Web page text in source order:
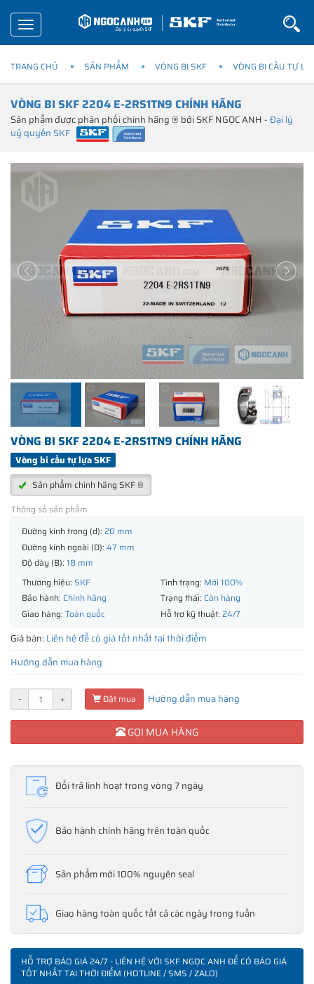
Toggle
navigation
TRANG CHỦ SẢN PHẨM VÒNG BI SKF VÒNG BI CẦU TỰ
VÒNG BI SKF 2204 E-2RS1TN9 CHÍNH HÃNG
Sản phẩm được phân phối chính hãng ® bởi SKF NGỌC ANH -Đại lý
uỷ quyền SKF
VÒNG BI SKF 2204 E-2RS1TN9 CHÍNH HÃNG
Vòng bi cầu tự lựa SKF
Sản phẩm chính hãng SKF ®
Thông số sản phẩm
Đường kính trong (d): 20 mm
Đường kính ngoài (D): 47 mm
Độ dày (B): 18 mm
Thương hiệu: SKF Tình trạng: Mới 100%
Bảo hành: Chính hãng Trạng thái: Còn hàng
Giao hàng: Toàn quốc Hỗ trợ kỹ thuật: 24/7
Giá bán: Liên hệ để có giá tốt nhất tại thời điểm
Hướng dẫn mua hàng
- + Đặt mua Hướng dẫn mua hàng
GỌI MUA HÀNG
Đổi trả linh hoạt trong vòng 7 ngày
Bảo hành chính hãng trên toàn quốc
Sản phẩm mới 100% nguyên seal
Giao hàng toàn quốc tất cả các ngày trong tuần
HỖ TRỢ BÁO GIÁ 24/7 - LIÊN HỆ VỚI SKF NGỌC ANH ĐỂ CÓ BÁO GIÁ
TỐT NHẤT TẠI THỜI ĐIỂM (HOTLINE / SMS / ZALO)